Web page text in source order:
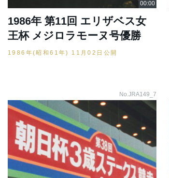
1986年 第11回 エリザベス女
王杯 メジロラモーヌ号優勝
1986年(昭和61年) 11月02日公開
No.JRA149_7